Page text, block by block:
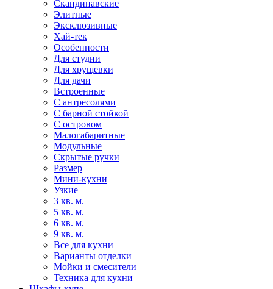
Скандинавские
Элитные
Эксклюзивные
Хай-тек
Особенности
Для студии
Для хрущевки
Для дачи
Встроенные
С антресолями
С барной стойкой
С островом
Малогабаритные
Модульные
Скрытые ручки
Размер
Мини-кухни
Узкие
3 кв. м.
5 кв. м.
6 кв. м.
9 кв. м.
Все для кухни
Варианты отделки
Мойки и смесители
Техника для кухни